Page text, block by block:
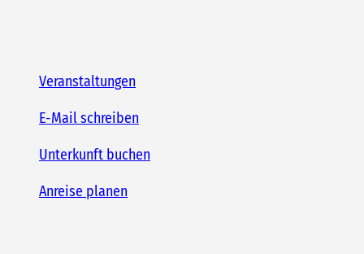
Veranstaltungen
E-Mail schreiben
Unterkunft buchen
Anreise planen